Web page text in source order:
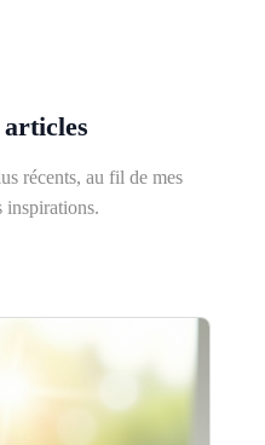
récents, au fil de mes
inspirations.